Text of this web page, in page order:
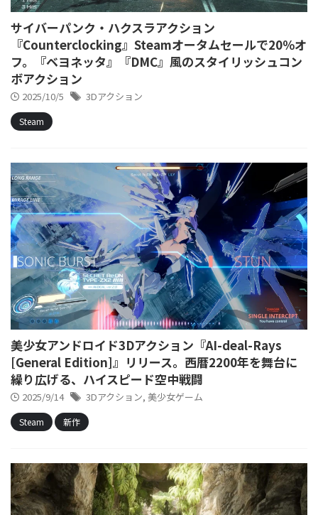
サイバーパンク・ハクスラアクション
『Counterclocking』Steamオータムセールで20％オ
フ。『ベヨネッタ』『DMC』風のスタイリッシュコン
ボアクション
2025/10/5 3Dアクション
Steam
美少女アンドロイド3Dアクション『AI-deal-Rays
[General Edition]』リリース。西暦2200年を舞台に
繰り広げる、ハイスピード空中戦闘
2025/9/14 3Dアクション, 美少女ゲーム
Steam 新作